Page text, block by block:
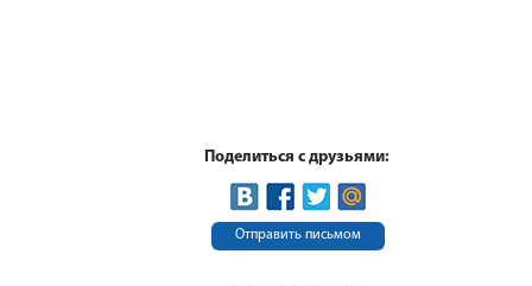
Поделиться с друзьями:
Отправить письмом